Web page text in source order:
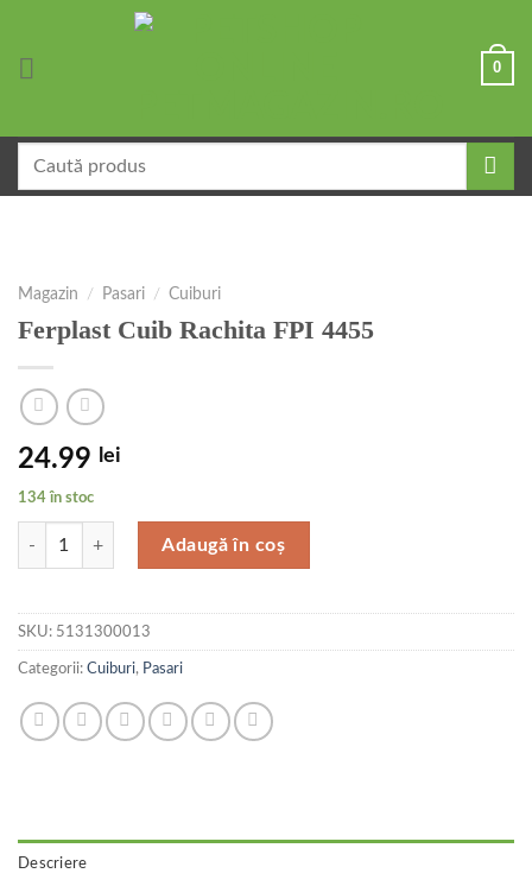
0
după:
Magazin / Pasari / Cuiburi
Ferplast Cuib Rachita FPI 4455
24.99 lei
134 în stoc
Cantitate Ferplast Cuib Rachita FPI 4455
Adaugă în coș
SKU: 5131300013
Categorii: Cuiburi, Pasari
Descriere